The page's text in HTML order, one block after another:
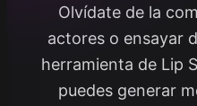
Olvídate de la
actores o ensayar
herramienta de Lip
puedes generar